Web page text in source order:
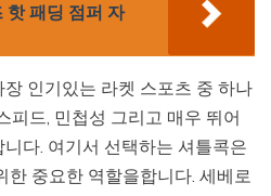
핫 패딩 점퍼 자
인기있는 라켓 스포츠 중 하나
피드, 민첩성 그리고 매우 뛰어
다. 여기서 선택하는 셔틀콕은
한 중요한 역할을합니다. 세베로